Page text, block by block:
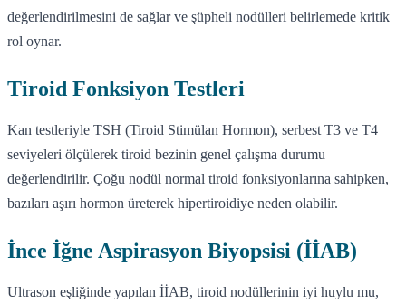
değerlendirilmesini de sağlar ve şüpheli nodülleri belirlemede kritik
rol oynar.
Tiroid Fonksiyon Testleri
Kan testleriyle TSH (Tiroid Stimülan Hormon), serbest T3 ve T4
seviyeleri ölçülerek tiroid bezinin genel çalışma durumu
değerlendirilir. Çoğu nodül normal tiroid fonksiyonlarına sahipken,
bazıları aşırı hormon üreterek hipertiroidiye neden olabilir.
İnce İğne Aspirasyon Biyopsisi (İİAB)
Ultrason eşliğinde yapılan İİAB, tiroid nodüllerinin iyi huylu mu,